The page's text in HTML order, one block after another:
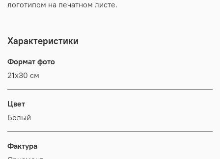
логотипом на печатном листе.
Характеристики
Формат фото
21х30 см
Цвет
Белый
Фактура